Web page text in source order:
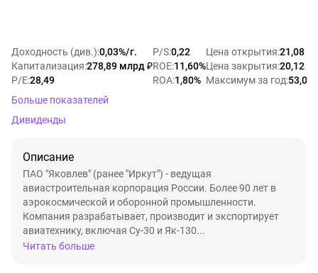
Доходность (див.):0,03%/г.
Капитализация:278,89 млрд ₽
P/E:28,49
P/S:0,22
ROE:11,60%
ROA:1,80%
Цена открытия:21,08 ₽
Цена закрытия:20,12 ₽
Максимум за год:53,00
Больше показателей
Дивиденды
Описание
ПАО "Яковлев" (ранее "Иркут") - ведущая
авиастроительная корпорация России. Более 90 лет в
аэрокосмической и оборонной промышленности.
Компания разрабатывает, производит и экспортирует
авиатехнику, включая Су-30 и Як-130...
Читать больше